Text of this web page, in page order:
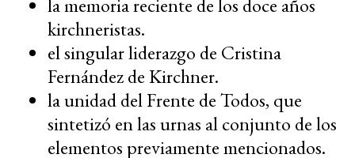
la memoria reciente de los doce años
kirchneristas.
el singular liderazgo de Cristina
Fernández de Kirchner.
la unidad del Frente de Todos, que
sintetizó en las urnas al conjunto de los
elementos previamente mencionados.